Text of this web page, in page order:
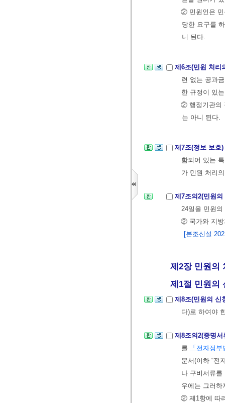
② 민원인은 민
당한 요구를
니 된다.
제6조(민원 처리
련 없는 공과
한 규정이 있
② 행정기관의
는 아니 된다.
제7조(정보 보호)
함되어 있는
가 민원 처리
제7조의2(민원
24일을 민원
② 국가와 지방
[본조신설
제2장 민원의
제1절 민원의
제8조(민원의 신
다)로 하여야
제8조의2(증명
를
「전자정부
문서(이하 “전
나 구비서류
우에는 그러하
② 제1항에 따